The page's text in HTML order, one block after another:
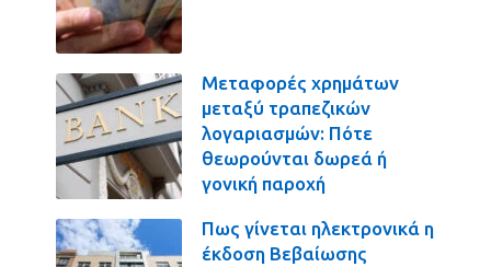
Μεταφορές χρημάτων
μεταξύ τραπεζικών
λογαριασμών: Πότε
θεωρούνται δωρεά ή
γονική παροχή
Πως γίνεται ηλεκτρονικά η
έκδοση Βεβαίωσης